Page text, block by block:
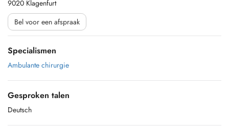
9020 Klagenfurt
Bel voor een afspraak
Specialismen
Ambulante chirurgie
Gesproken talen
Deutsch